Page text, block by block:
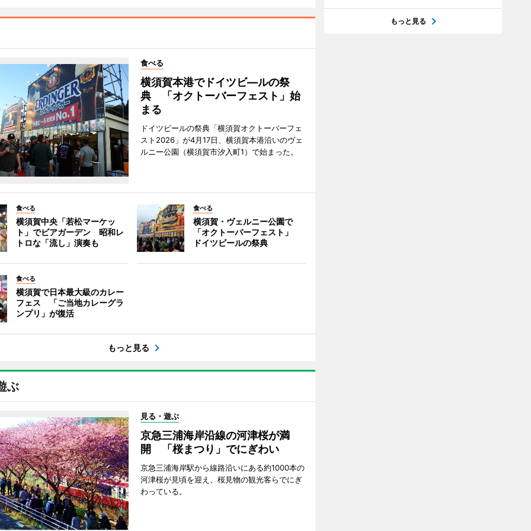
食べる
横須賀本港でドイツビ―ルの祭
典 「オクトーバーフェスト」始
まる
ドイツビールの祭典「横須賀オクトーバーフェ
スト2026」が4月17日、横須賀本港沿いのヴェ
ルニー公園（横須賀市汐入町1）で始まった。
食べる
横須賀中央「若松マーケッ
ト」でビアガーデン 昭和レ
トロな「流し」演奏も
食べる
横須賀・ヴェルニー公園で
「オクトーバーフェスト」
ドイツビールの祭典
食べる
横須賀で日本最大級のカレー
フェス 「ご当地カレーグラ
ンプリ」が復活
もっと見る
ぶ
見る・遊ぶ
京急三浦海岸沿線の河津桜が満
開 「桜まつり」でにぎわい
京急三浦海岸駅から線路沿いにある約1000本の
河津桜が見頃を迎え、桜見物の観光客らでにぎ
わっている。
もっと見る